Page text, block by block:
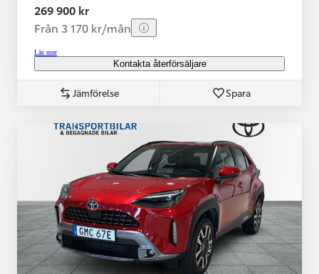
269 900 kr
Från 3 170 kr/mån
Läs mer
Kontakta återförsäljare
Jämförelse Spara